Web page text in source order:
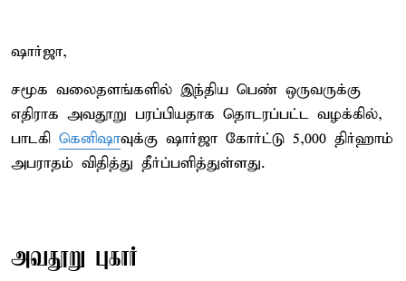
ஷார்ஜா,
சமூக வலைதளங்களில் இந்திய பெண் ஒருவருக்கு
எதிராக அவதூறு பரப்பியதாக தொடரப்பட்ட வழக்கில்,
பாடகி கெனிஷாவுக்கு ஷார்ஜா கோர்ட்டு 5,000 திர்ஹாம்
அபராதம் விதித்து தீர்ப்பளித்துள்ளது.
அவதூறு புகார்